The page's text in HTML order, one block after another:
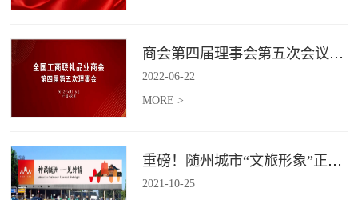
商会第四届理事会第五次会议召开
2022-06-22
MORE >
重磅！随州城市“文旅形象”正式发布！
2021-10-25